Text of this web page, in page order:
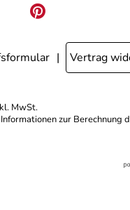
Vertrag
MwSt.
zur Berechnung